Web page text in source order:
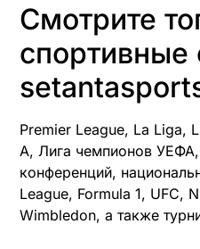
Смотрите
спортивные
Premier League, La Liga,
A, Лига чемпионов
конференций,
League, Formula 1, UFC,
Wimbledon, а также